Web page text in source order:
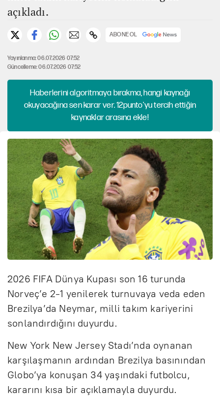
açıkladı.
ABONE OL
Yayınlanma: 06.07.2026 07:52
Güncelleme: 06.07.2026 07:52
Haberlerini algoritmaya bırakma, hangi kaynağı
okuyacağına sen karar ver. 12punto'yu tercih ettiğin
kaynaklar arasına ekle!
2026 FIFA Dünya Kupası son 16 turunda
Norveç’e 2-1 yenilerek turnuvaya veda eden
Brezilya’da Neymar, milli takım kariyerini
sonlandırdığını duyurdu.
New York New Jersey Stadı’nda oynanan
karşılaşmanın ardından Brezilya basınından
Globo’ya konuşan 34 yaşındaki futbolcu,
kararını kısa bir açıklamayla duyurdu.